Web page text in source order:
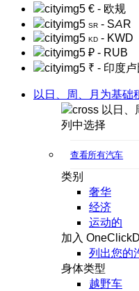
€ - 欧规
SR - SAR
KD - KWD
₽ - RUB
₹ - 印度卢
以日、周、月为基础
以日、
列中选择
查看所有汽车
类别
奢华
经济
运动的
加入
列出您的
身体类型
越野车